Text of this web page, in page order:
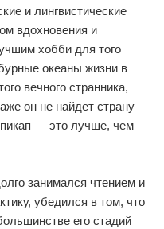
и лингвистические
вдохновения и
хобби для того
океаны жизни в
вечного странника,
он не найдет страну
— это лучше, чем
занимался чтением и
убедился в том, что
его стадий